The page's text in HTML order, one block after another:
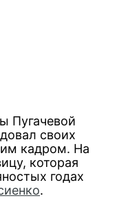
Пугачевой
своих
кадром. На
которая
годах
.